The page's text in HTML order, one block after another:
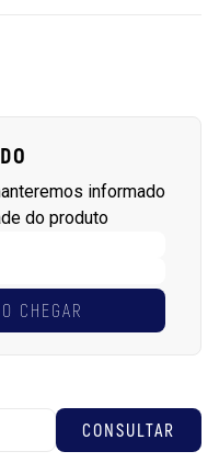
informado
do produto
CHEGAR